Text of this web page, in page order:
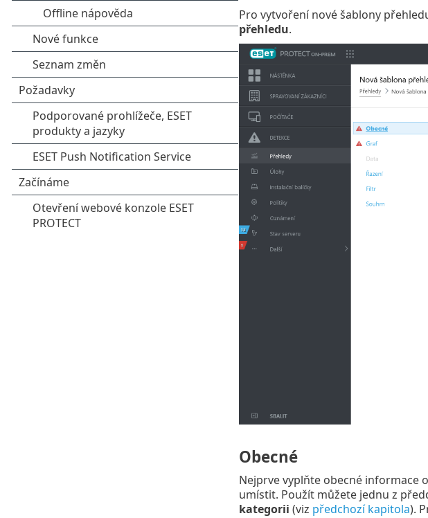
Pro vytvoření nové šablony
přehledu.
Obecné
Nejprve vyplňte obecné informace
umístit. Použít můžete jednu z
kategorii (viz předchozí kapitola).